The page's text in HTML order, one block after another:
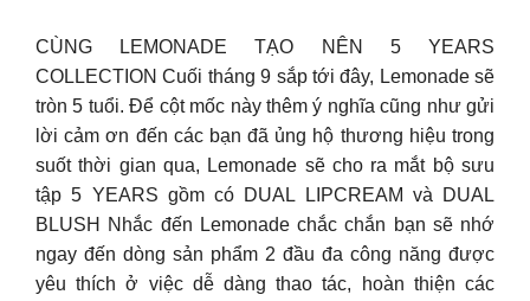
CÙNG LEMONADE TẠO NÊN 5 YEARS
COLLECTION Cuối tháng 9 sắp tới đây, Lemonade sẽ
tròn 5 tuổi. Để cột mốc này thêm ý nghĩa cũng như gửi
lời cảm ơn đến các bạn đã ủng hộ thương hiệu trong
suốt thời gian qua, Lemonade sẽ cho ra mắt bộ sưu
tập 5 YEARS gồm có DUAL LIPCREAM và DUAL
BLUSH Nhắc đến Lemonade chắc chắn bạn sẽ nhớ
ngay đến dòng sản phẩm 2 đầu đa công năng được
yêu thích ở việc dễ dàng thao tác, hoàn thiện các